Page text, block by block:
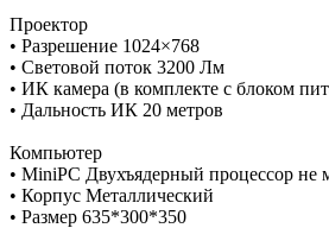
Проектор
• Разрешение 1024×768
• Световой поток 3200 Лм
• ИК камера (в комплекте с блоком
• Дальность ИК 20 метров
Компьютер
• MiniPC Двухъядерный процессор
• Корпус Металлический
• Размер 635*300*350